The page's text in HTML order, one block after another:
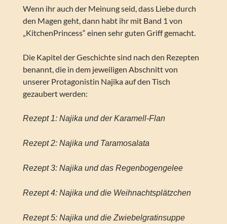
Wenn ihr auch der Meinung seid, dass Liebe durch
den Magen geht, dann habt ihr mit Band 1 von
„KitchenPrincess“ einen sehr guten Griff gemacht.
Die Kapitel der Geschichte sind nach den Rezepten
benannt, die in dem jeweiligen Abschnitt von
unserer Protagonistin Najika auf den Tisch
gezaubert werden:
Rezept 1: Najika und der Karamell-Flan
Rezept 2: Najika und Taramosalata
Rezept 3: Najika und das Regenbogengelee
Rezept 4: Najika und die Weihnachtsplätzchen
Rezept 5: Najika und die Zwiebelgratinsuppe